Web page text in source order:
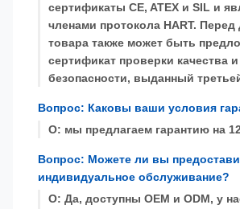
сертификаты CE, ATEX и SIL и
членами протокола HART. Перед
товара также может быть
сертификат проверки качества и
безопасности, выданный
Вопрос: Каковы ваши условия
О: мы предлагаем гарантию на
Вопрос: Можете ли вы
индивидуальное обслуживание?
О: Да, доступны OEM и ODM, у